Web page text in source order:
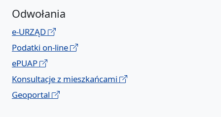
Odwołania
e-URZĄD
Podatki on-line
ePUAP
Konsultacje z mieszkańcami
Geoportal